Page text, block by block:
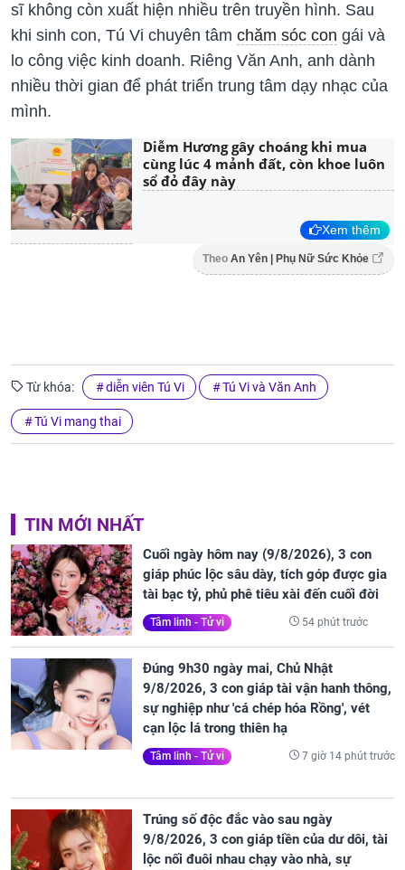
sĩ không còn xuất hiện nhiều trên truyền hình. Sau
khi sinh con, Tú Vi chuyên tâm chăm sóc con gái và
lo công việc kinh doanh. Riêng Văn Anh, anh dành
nhiều thời gian để phát triển trung tâm dạy nhạc của
mình.
Diễm Hương gây choáng khi mua
cùng lúc 4 mảnh đất, còn khoe luôn
sổ đỏ đây này
Xem thêm
Theo An Yên | Phụ Nữ Sức Khỏe
Từ khóa: diễn viên Tú Vi Tú Vi và Văn Anh
Tú Vi mang thai
TIN MỚI NHẤT
Cuối ngày hôm nay (9/8/2026), 3 con
giáp phúc lộc sâu dày, tích góp được gia
tài bạc tỷ, phủ phê tiêu xài đến cuối đời
Tâm linh - Tử vi 54 phút trước
Đúng 9h30 ngày mai, Chủ Nhật
9/8/2026, 3 con giáp tài vận hanh thông,
sự nghiệp như 'cá chép hóa Rồng', vét
cạn lộc lá trong thiên hạ
Tâm linh - Tử vi 7 giờ 14 phút trước
Trúng số độc đắc vào sau ngày
9/8/2026, 3 con giáp tiền của dư dôi, tài
lộc nối đuôi nhau chạy vào nhà, sự